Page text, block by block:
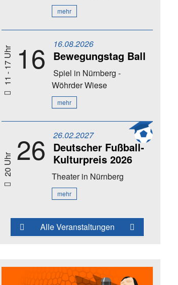
mehr
11 - 17 Uhr 16 16.08.2026
Bewegungstag Ball
Spiel in Nürnberg -
Wöhrder Wiese
mehr
20 Uhr 26 26.02.2027
Deutscher Fußball-
Kulturpreis 2026
Theaterin Nürnberg
mehr
Alle Veranstaltungen